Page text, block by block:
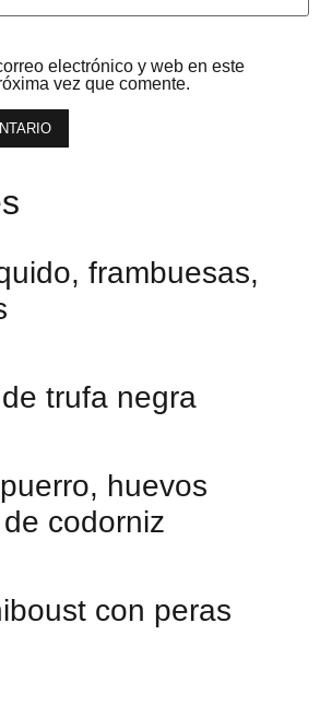
electrónico y web en este
vez que comente.
frambuesas,
trufa negra
huevos
codorniz
con peras